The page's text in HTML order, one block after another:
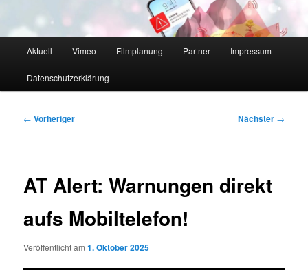
Aktuell Vimeo Filmplanung Partner Impressum
Datenschutzerklärung
Beitragsnavigation
← Vorheriger Nächster →
AT Alert: Warnungen direkt
aufs Mobiltelefon!
Veröffentlicht am1. Oktober 2025